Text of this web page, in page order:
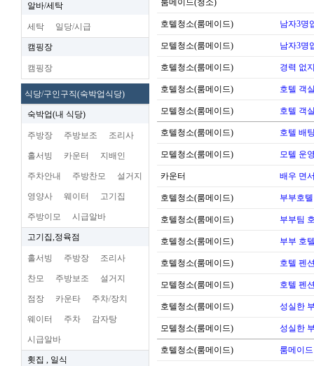
알바/세탁
세탁 일당/시급
캠핑장
캠핑장
식당/구인구직(숙박업식당)
숙박업(내 식당)
주방장 주방보조 조리사
홀서빙 카운터 지배인
주차안내 주방찬모 설거지
영양사 웨이터 고기집
주방이모 시급알바
고기집,정육점
홀서빙 주방장 조리사
찬모 주방보조 설거지
점장 카운타 주차/장치
웨이터 주차 감자탕
시급알바
횟집 , 일식
룸메이드(청소)
호텔청소(룸메이드) 남자3명
모텔청소(룸메이드) 남자3명
호텔청소(룸메이드) 경력 없
호텔청소(룸메이드) 호텔 객
모텔청소(룸메이드) 호텔 객
호텔청소(룸메이드) 호텔 배
모텔청소(룸메이드) 모텔 운
카운터 배우 면
호텔청소(룸메이드) 부부호
호텔청소(룸메이드) 부부팀
호텔청소(룸메이드) 부부 호
호텔청소(룸메이드) 호텔 펜
모텔청소(룸메이드) 호텔 펜
호텔청소(룸메이드) 성실한
모텔청소(룸메이드) 성실한
호텔청소(룸메이드) 룸메이